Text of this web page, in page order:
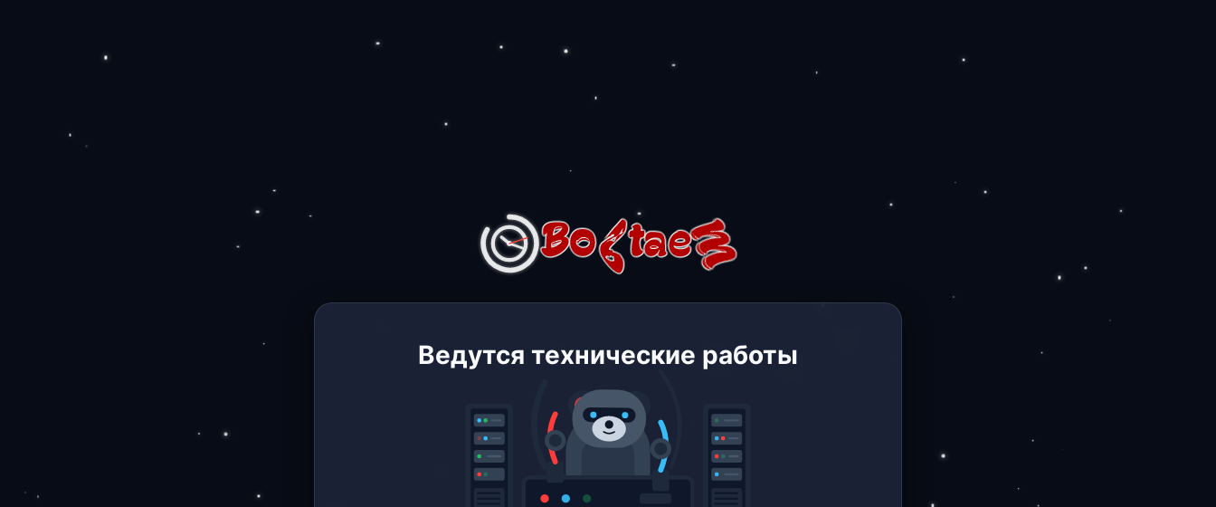
Ведутся технические работы